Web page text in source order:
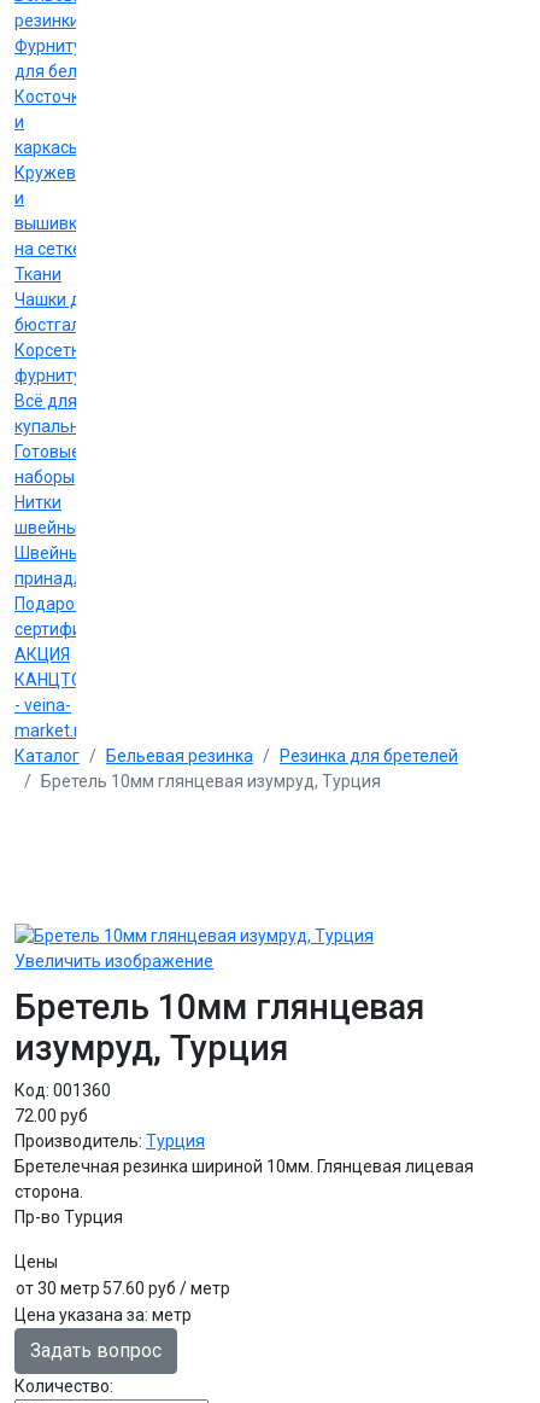
резинки
Фурнитура
для белья
Косточки
и
каркасы
Кружево
и
вышивка
на сетке
Ткани
Чашки для
бюстгальтеров
Корсетная
фурнитура
Всё для
купальников
Готовые
наборы
Нитки
швейные
Швейные
принадлежности
Подарочные
сертификаты
АКЦИЯ
КАНЦТОВАРЫ
- veina-
market.ru
Каталог
Бельевая резинка
Резинка для бретелей
Бретель 10мм глянцевая изумруд, Турция
Увеличить изображение
Бретель 10мм глянцевая
изумруд, Турция
Код: 001360
72.00 руб
Производитель: Турция
Бретелечная резинка шириной 10мм. Глянцевая лицевая
сторона.
Пр-во Турция
Цены
от 30 метр 57.60 руб / метр
Цена указана за: метр
Задать вопрос
Количество: